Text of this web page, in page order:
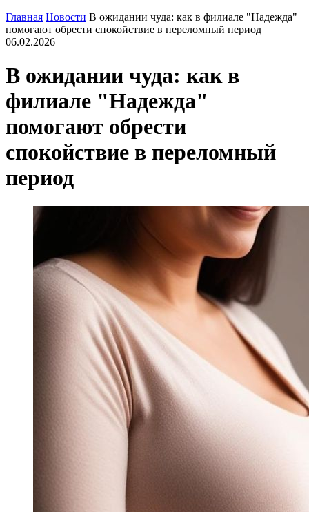
Главная Новости В ожидании чуда: как в филиале "Надежда"
помогают обрести спокойствие в переломный период
06.02.2026
В ожидании чуда: как в
филиале "Надежда"
помогают обрести
спокойствие в переломный
период